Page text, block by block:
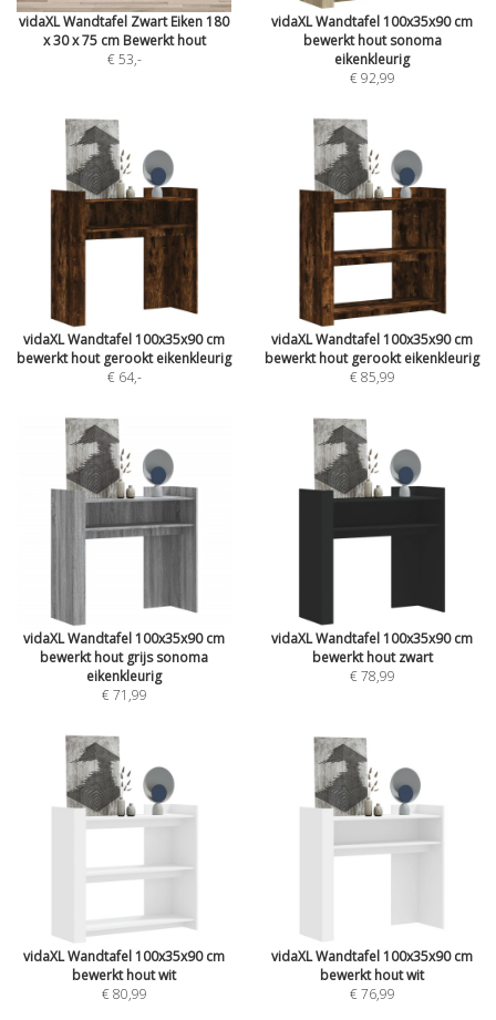
vidaXL Wandtafel Zwart Eiken 180
x 30 x 75 cm Bewerkt hout
€ 53,-
vidaXL Wandtafel 100x35x90 cm
bewerkt hout sonoma
eikenkleurig
€ 92,99
vidaXL Wandtafel 100x35x90 cm
bewerkt hout gerookt eikenkleurig
€ 64,-
vidaXL Wandtafel 100x35x90 cm
bewerkt hout gerookt eikenkleurig
€ 85,99
vidaXL Wandtafel 100x35x90 cm
bewerkt hout grijs sonoma
eikenkleurig
€ 71,99
vidaXL Wandtafel 100x35x90 cm
bewerkt hout zwart
€ 78,99
vidaXL Wandtafel 100x35x90 cm
bewerkt hout wit
€ 80,99
vidaXL Wandtafel 100x35x90 cm
bewerkt hout wit
€ 76,99